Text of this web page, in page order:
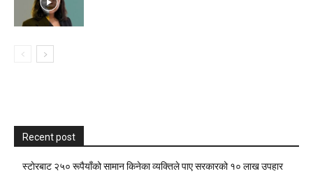
Recent post
स्टाेरबाट २५० रूपैयाँको सामान किनेका व्यक्तिले पाए सरकारको १० लाख उपहार